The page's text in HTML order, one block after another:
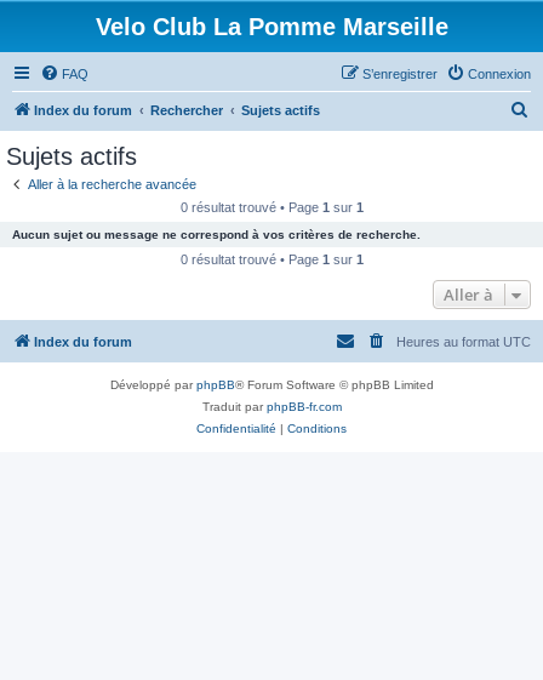
Velo Club La Pomme Marseille
FAQ Connexion
S’enregistrer
Index du forum Rechercher Sujets actifs
c
e
Sujets actifs
Aller à la recherche avancée
0 résultat trouvé • Page 1 sur 1
Aucun sujet ou message ne correspond à vos critères de recherche.
0 résultat trouvé • Page 1 sur 1
Aller à
Index du forum Heures au format UTC
Développé parphpBB® Forum Software © phpBB Limited
Traduit parphpBB-fr.com
Confidentialité | Conditions